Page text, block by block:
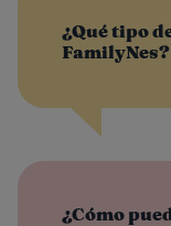
¿Qué tipo
FamilyNes?
¿Cómo